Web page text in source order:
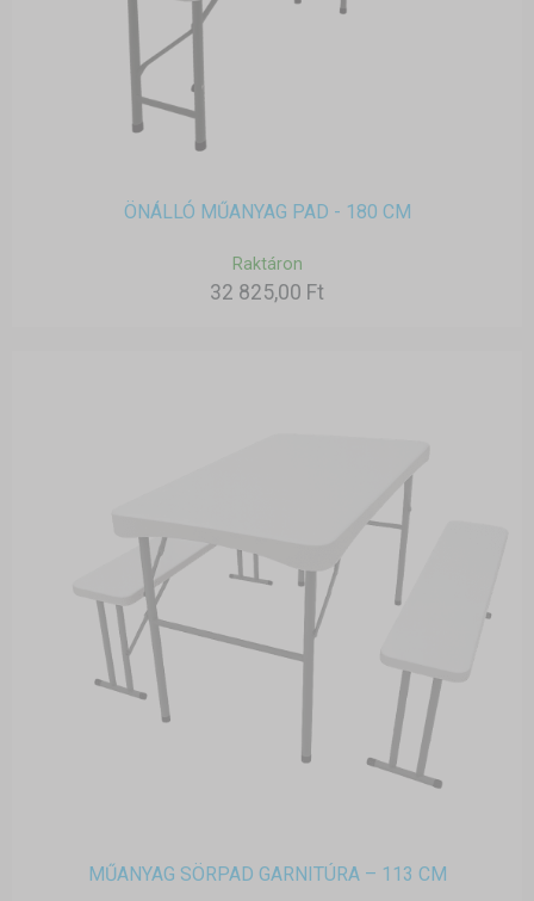
ÖNÁLLÓ MŰANYAG PAD - 180 CM
Raktáron
32 825,00 Ft
MŰANYAG SÖRPAD GARNITÚRA – 113 CM